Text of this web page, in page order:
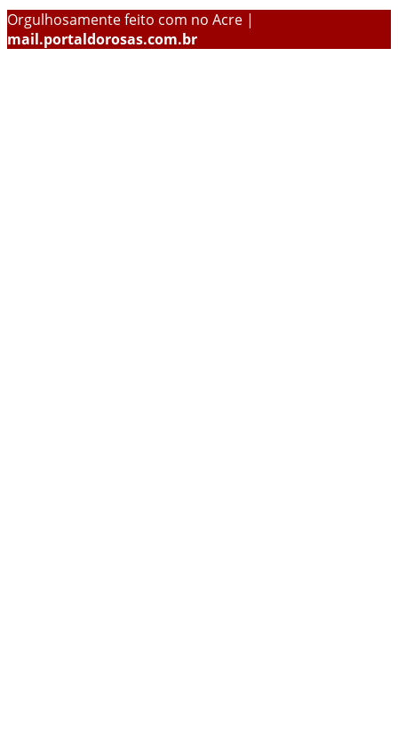
Orgulhosamente feito com no Acre |
mail.portaldorosas.com.br